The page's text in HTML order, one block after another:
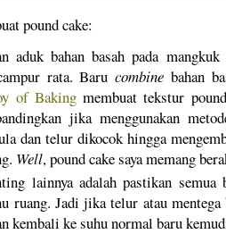
pound cake:
aduk bahan basah pada
rata. Barucombine bahan
of Bakingmembuat tekstur
jika menggunakan
dan telur dikocok hingga
Well, pound cake saya memang
lainnya adalah pastikan semua
ruang. Jadi jika telur atau
kembali ke suhu normal baru